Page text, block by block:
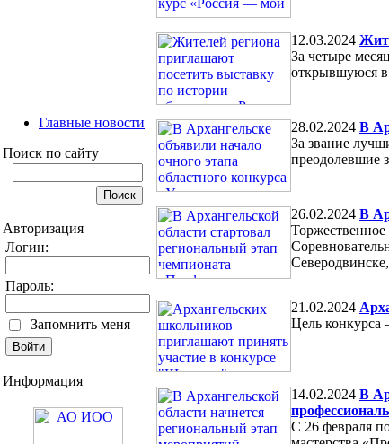
Главные новости
Поиск по сайту
Авторизация
Логин:
Пароль:
Запомнить меня
Информация
12.03.2024
За четыре
открывшуюся в
28.02.2024 В
За звание
преодолевшие
26.02.2024 В
Торжественное
21.02.2024
Цель конкурса
14.02.2024 В
С 26 февраля